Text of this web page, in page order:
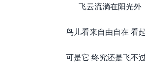
飞云流淌在阳光外
鸟儿看来自由自在 看
可是它 终究还是飞不